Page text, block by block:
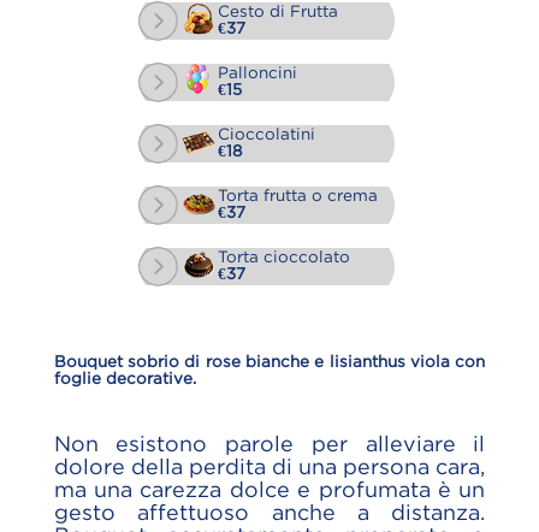
Cesto di Frutta
€37
Palloncini
€15
Cioccolatini
€18
Torta frutta o crema
€37
Torta cioccolato
€37
Bouquet sobrio di rose bianche e lisianthus viola con
foglie decorative.
Non esistono parole per alleviare il
dolore della perdita di una persona cara,
ma una carezza dolce e profumata è un
gesto affettuoso anche a distanza.